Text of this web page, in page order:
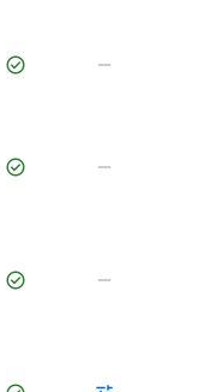
check_circle remove
check_circle remove
check_circle remove